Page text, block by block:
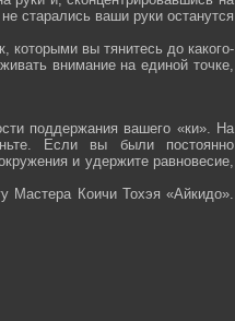
старались ваши руки останутся
которыми вы тянитесь до какого-
внимание на единой точке,
поддержания вашего «ки». На
Если вы были постоянно
и удержите равновесие,
Мастера Коичи Тохэя «Айкидо».